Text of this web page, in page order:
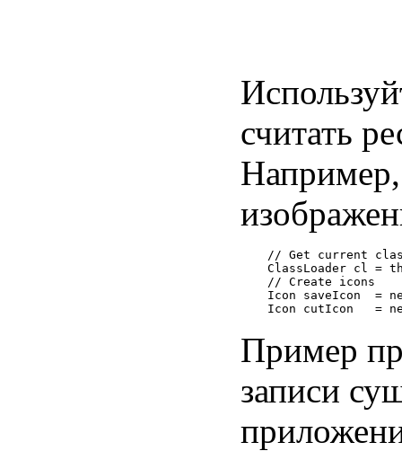
считать
// Get current
ClassLoader cl =
// Create icons
Icon saveIcon  =
Пример
записи